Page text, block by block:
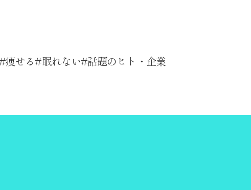
痩せる 眠れない 話題のヒト・企業